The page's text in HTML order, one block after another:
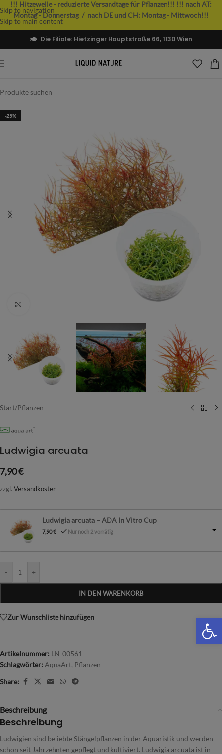
Skip to navigation
Skip to main content
!!! Hitzewelle - reduzierte Versandtage für Pflanzen!!! !!! nach AT:
Montag - Donnerstag / nach DE und CH: Montag - Mittwoch!!!
Die Filiale: Hietzinger Hauptstraße 66, 1130 Wien
-25%
Start/Pflanzen
Ludwigia arcuata
7,90€
zzgl. Versandkosten
Ludwigia arcuata – ADA In Vitro Cup
7,90€ Nur noch 2 vorrätig
- +
IN DEN WARENKORB
Zur Wunschliste hinzufügen
Artikelnummer: LN-00561
Schlagwörter: AquaArt, Pflanzen
Share:
Beschreibung
Beschreibung
Ludwigien sind beliebte Stängelpflanzen in der Aquaristik und werden
schon seit Jahrzehnten gepflegt und kultiviert. Ludwigia arcuata ist in